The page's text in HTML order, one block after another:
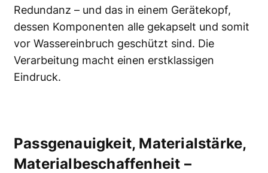
Redundanz – und das in einem Gerätekopf,
dessen Komponenten alle gekapselt und somit
vor Wassereinbruch geschützt sind. Die
Verarbeitung macht einen erstklassigen
Eindruck.
Passgenauigkeit, Materialstärke,
Materialbeschaffenheit –